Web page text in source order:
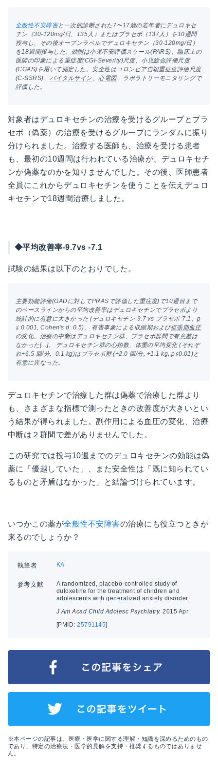
全般性不安障害と一次的診断された7〜17歳の若年者にデュロキセ
チン（30-120mg/日、135人）またはプラセボ（137人）を10週間
投与し、その後オープンラベルでデュロキセチン（30-120mg/日）
を18週間投与した。効能は小児不安評価スケール(PARS)、臨床上の
医師の印象による重症度(CGI-Severity)尺度、小児総合評価尺度
(CGAS)を用いて測定した。安全性はコロンビア自殺重症度評価尺度
(C-SSRS)、バイタルサイン、心電図、ラボラトリーモニタリングで
評価した。
対象者はデュロキセチンの治療を受けるグループとプラ
セボ（偽薬）の治療を受けるグループにランダムに振り
分けられました。治療する医師も、治療を受ける患者
も、最初の10週間は行われている治療が、デュロキセチ
ンか偽薬なのかを知りませんでした。その後、医師患者
全員にこれからデュロキセチンを使うことを伝えデュロ
キセチンで18週間治療しました。
◆平均改善率-9.7vs -7.1
試験の結果は以下のとおりでした。
主要効能評価(GADに対してPRASで評価した重症度)で10週目まで
のベースラインからの平均改善率はデュロキセチンでプラセボより
統計的に有意に大きかった (デュロキセチン-9.7 vs プラセボ-7.1、p
≦ 0.001, Cohen's d: 0.5)。 有害事象による収縮期および拡張期血圧
の変化、治療の中断はデュロキセチン群、プラセボ群間で有意差は
なかった[...]。 デュロキセチン群の心拍数、体重の平均変化 (それぞ
れ+6.5 回/分, -0.1 kg)はプラセボ群 (+2.0 回/分, +1.1 kg, p≦0.01)と
有意に異なった。
デュロキセチンで治療した群は偽薬で治療した群より
も、さまざまな指標で測ったときの改善度が大きいとい
う結果が得られました。副作用による血圧の変化、治療
中断は２群間で差がありませんでした。
この研究では投与10週までのデュロキセチンの効能は偽
薬に「優越していた」、また安全性は「既に知られてい
るものと矛盾はなかった」と結論づけられています。
いつかこの薬が全般性不安障害の治療にも役立つときが
来るのでしょうか？
執筆者 KA
参考文献
A randomized, placebo-controlled study of
duloxetine for the treatment of children and
adolescents with generalized anxiety disorder.
J Am Acad Child Adolesc Psychiatry. 2015 Apr
[PMID:25791145]
※本ページの記事は、医療・医学に関する理解・知識を深めるためのもの
であり、特定の治療法・医学的見解を支持・推奨するものではありませ
ん。